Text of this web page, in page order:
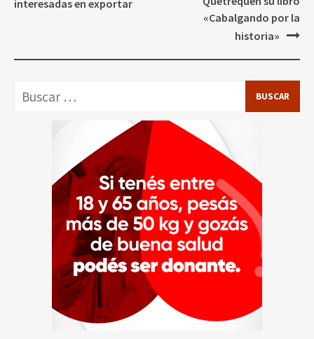
interesadas en exportar
«Cabalgando por la
historia»
Buscar: